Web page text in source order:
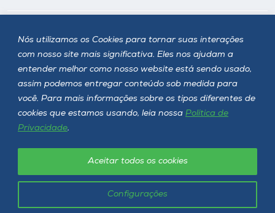
Nós utilizamos os Cookies para tornar suas interações
com nosso site mais significativa. Eles nos ajudam a
entender melhor como nosso website está sendo usado,
assim podemos entregar conteúdo sob medida para
você. Para mais informações sobre os tipos diferentes de
cookies que estamos usando, leia nossa Política de
Privacidade.
Configurações
Aceitar todos os cookies
Siga a Unoesc
Unoesc © 2026 - Todos os direitos reservados
Política de privacidade LGPD